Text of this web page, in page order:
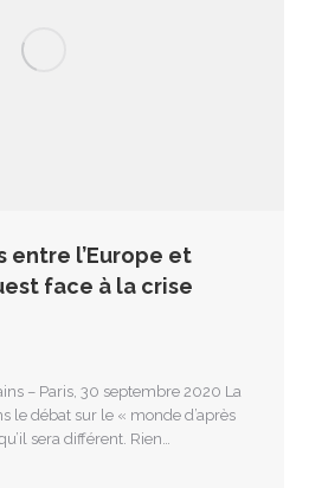
entre l’Europe et
face à la crise
– Paris, 30 septembre 2020 La
le débat sur le « monde d’après
sera différent. Rien…